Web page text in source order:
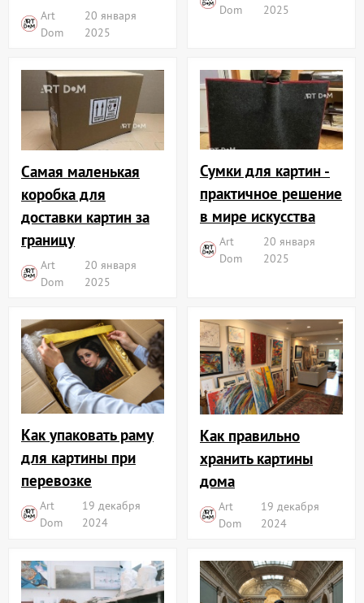
Art
Dom
20 января
2025
Dom 2025
Самая маленькая
коробка для
доставки картин за
границу
Art
Dom
20 января
2025
Сумки для картин -
практичное решение
в мире искусства
Art
Dom
20 января
2025
Как упаковать раму
для картины при
перевозке
Art
Dom
19 декабря
2024
Как правильно
хранить картины
дома
Art
Dom
19 декабря
2024